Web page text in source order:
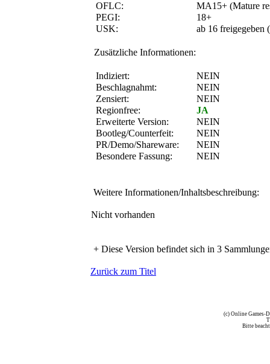
OFLC:
MA15+ (Mature
PEGI:
18+
USK:
ab 16 freigegeben
Zusätzliche Informationen:
Indiziert:
NEIN
Beschlagnahmt:
NEIN
Zensiert:
NEIN
Regionfree:
JA
Erweiterte Version:
NEIN
Bootleg/Counterfeit:
NEIN
PR/Demo/Shareware:
NEIN
Besondere Fassung:
NEIN
Weitere Informationen/Inhaltsbeschreibung:
Nicht vorhanden
+ Diese Version befindet sich in 3
Zurück zum Titel
(c) Online Games-
Bitte